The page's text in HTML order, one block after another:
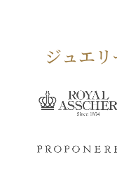
ジュエ